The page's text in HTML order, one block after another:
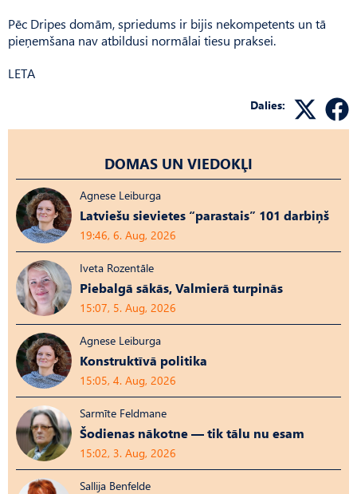
Pēc Dripes domām, spriedums ir bijis nekompetents un tā
pieņemšana nav atbildusi normālai tiesu praksei.
LETA
Dalies:
DOMAS UN VIEDOKĻI
Agnese Leiburga
Latviešu sievietes “parastais” 101 darbiņš
19:46, 6. Aug, 2026
Iveta Rozentāle
Piebalgā sākās, Valmierā turpinās
15:07, 5. Aug, 2026
Agnese Leiburga
Konstruktīvā politika
15:05, 4. Aug, 2026
Sarmīte Feldmane
Šodienas nākotne — tik tālu nu esam
15:02, 3. Aug, 2026
Sallija Benfelde